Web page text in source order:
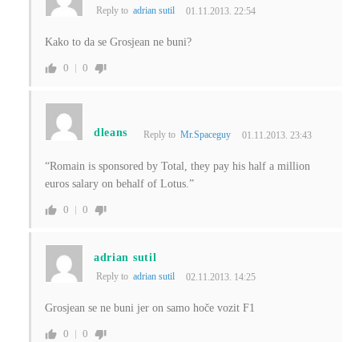
Reply to adrian sutil 01.11.2013. 22:54
Kako to da se Grosjean ne buni?
0 0
dleans Reply toMr.Spaceguy 01.11.2013. 23:43
“Romain is sponsored by Total, they pay his half a million
euros salary on behalf of Lotus.”
0 0
adrian sutil
Reply to adrian sutil 02.11.2013. 14:25
Grosjean se ne buni jer on samo hoče vozit F1
0 0